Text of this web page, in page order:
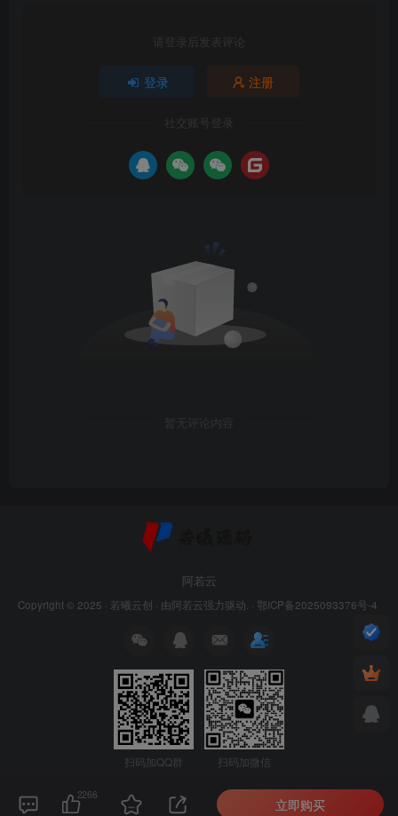
请登录后发表评论
登录 注册
社交账号登录
暂无评论内容
阿若云
Copyright © 2025 · 若曦云创 · 由阿若云强力驱动. · 鄂ICP备2025093376号-4
扫码加QQ群 扫码加微信
2266
立即购买